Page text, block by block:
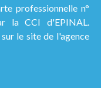
professionnelle n°
la CCI d'EPINAL.
le site de l'agence